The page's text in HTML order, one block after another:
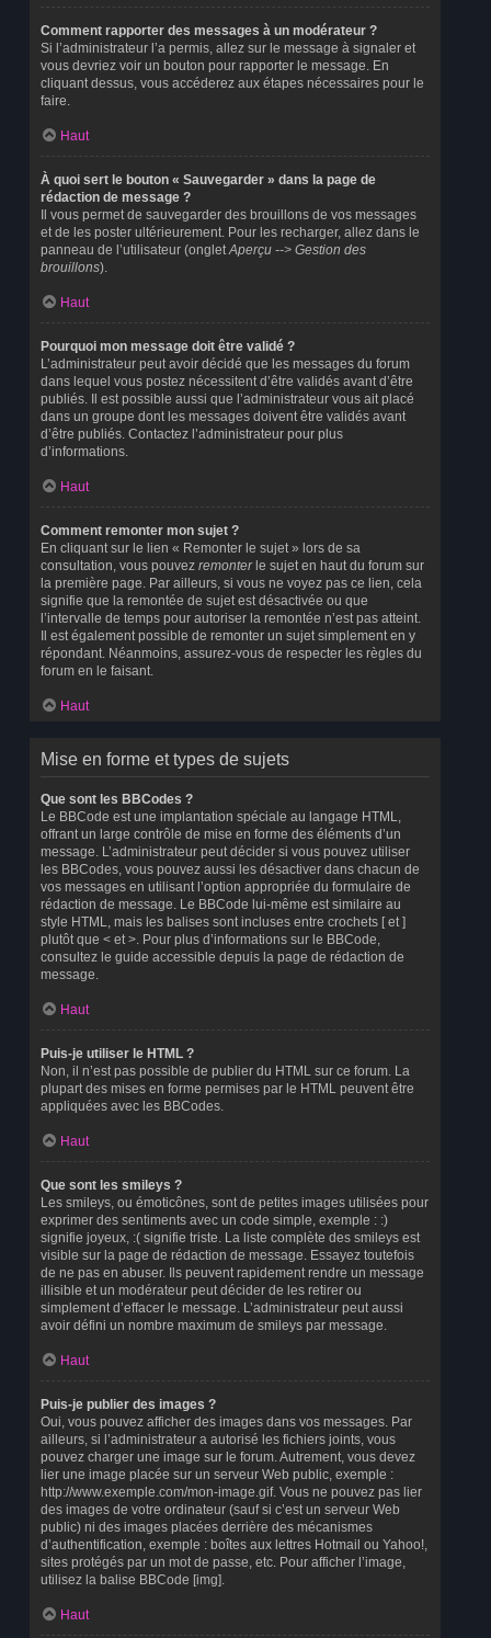
Comment rapporter des messages à un modérateur ?
Si l’administrateur l’a permis, allez sur le message à signaler et
vous devriez voir un bouton pour rapporter le message. En
cliquant dessus, vous accéderez aux étapes nécessaires pour le
faire.
Haut
À quoi sert le bouton « Sauvegarder » dans la page de
rédaction de message ?
Il vous permet de sauvegarder des brouillons de vos messages
et de les poster ultérieurement. Pour les recharger, allez dans le
panneau de l’utilisateur (ongletAperçu --> Gestion des
brouillons).
Haut
Pourquoi mon message doit être validé ?
L’administrateur peut avoir décidé que les messages du forum
dans lequel vous postez nécessitent d’être validés avant d’être
publiés. Il est possible aussi que l’administrateur vous ait placé
dans un groupe dont les messages doivent être validés avant
d’être publiés. Contactez l’administrateur pour plus
d’informations.
Haut
Comment remonter mon sujet ?
En cliquant sur le lien « Remonter le sujet » lors de sa
consultation, vous pouvez remonterle sujet en haut du forum sur
la première page. Par ailleurs, si vous ne voyez pas ce lien, cela
signifie que la remontée de sujet est désactivée ou que
l’intervalle de temps pour autoriser la remontée n’est pas atteint.
Il est également possible de remonter un sujet simplement en y
répondant. Néanmoins, assurez-vous de respecter les règles du
forum en le faisant.
Haut
Mise en forme et types de sujets
Que sont les BBCodes ?
Le BBCode est une implantation spéciale au langage HTML,
offrant un large contrôle de mise en forme des éléments d’un
message. L’administrateur peut décider si vous pouvez utiliser
les BBCodes, vous pouvez aussi les désactiver dans chacun de
vos messages en utilisant l’option appropriée du formulaire de
rédaction de message. Le BBCode lui-même est similaire au
style HTML, mais les balises sont incluses entre crochets [ et ]
plutôt que < et >. Pour plus d’informations sur le BBCode,
consultez le guide accessible depuis la page de rédaction de
message.
Haut
Puis-je utiliser le HTML ?
Non, il n’est pas possible de publier du HTML sur ce forum. La
plupart des mises en forme permises par le HTML peuvent être
appliquées avec les BBCodes.
Haut
Que sont les smileys ?
Les smileys, ou émoticônes, sont de petites images utilisées pour
exprimer des sentiments avec un code simple, exemple : :)
signifie joyeux, :( signifie triste. La liste complète des smileys est
visible sur la page de rédaction de message. Essayez toutefois
de ne pas en abuser. Ils peuvent rapidement rendre un message
illisible et un modérateur peut décider de les retirer ou
simplement d’effacer le message. L’administrateur peut aussi
avoir défini un nombre maximum de smileys par message.
Haut
Puis-je publier des images ?
Oui, vous pouvez afficher des images dans vos messages. Par
ailleurs, si l’administrateur a autorisé les fichiers joints, vous
pouvez charger une image sur le forum. Autrement, vous devez
lier une image placée sur un serveur Web public, exemple :
http://www.exemple.com/mon-image.gif. Vous ne pouvez pas lier
des images de votre ordinateur (sauf si c’est un serveur Web
public) ni des images placées derrière des mécanismes
d’authentification, exemple : boîtes aux lettres Hotmail ou Yahoo!,
sites protégés par un mot de passe, etc. Pour afficher l’image,
utilisez la balise BBCode [img].
Haut